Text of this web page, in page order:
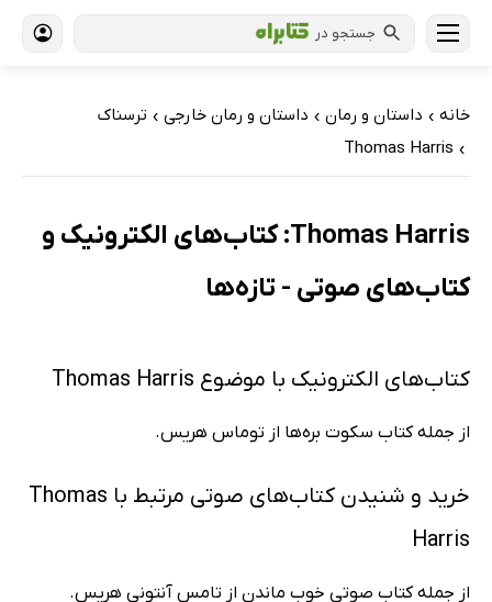
جستجو در
خانه › داستان و رمان › داستان و رمان خارجی › ترسناک
›
Thomas Harris
Thomas Harris: کتاب‌های الکترونیک و
کتاب‌های صوتی - تازه‌ها
کتاب‌های الکترونیک با موضوع Thomas Harris
از جمله کتاب سکوت بره‌ها از توماس هریس.
خرید و شنیدن کتاب‌های صوتی مرتبط با Thomas
Harris
از جمله کتاب صوتی خوب ماندن از تامس آنتونی هریس.